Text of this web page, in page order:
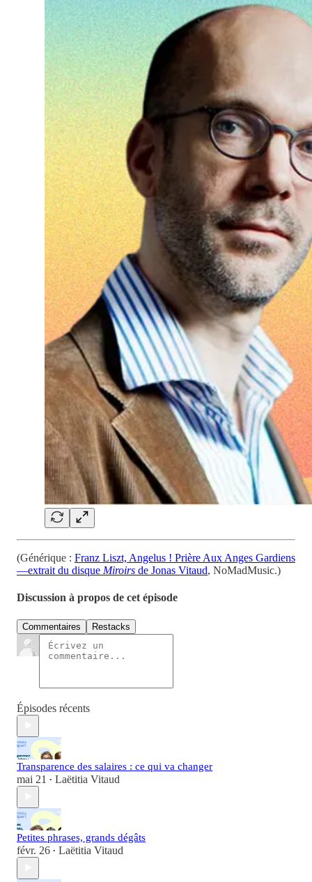
(Générique : Franz Liszt, Angelus ! Prière Aux Anges Gardiens
—extrait du disque Miroirs de Jonas Vitaud, NoMadMusic.)
Discussion à propos de cet épisode
Commentaires Restacks
Épisodes récents
Transparence des salaires : ce qui va changer
mai 21 • Laëtitia Vitaud
Petites phrases, grands dégâts
févr. 26 • Laëtitia Vitaud